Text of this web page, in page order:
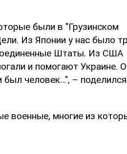
были в "Грузинском
Из Японии у нас было
Штаты. Из США
и помогают Украине.
человек…", – поделился
военные, многие из